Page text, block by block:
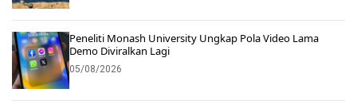
Peneliti Monash University Ungkap Pola Video Lama
Demo Diviralkan Lagi
05/08/2026